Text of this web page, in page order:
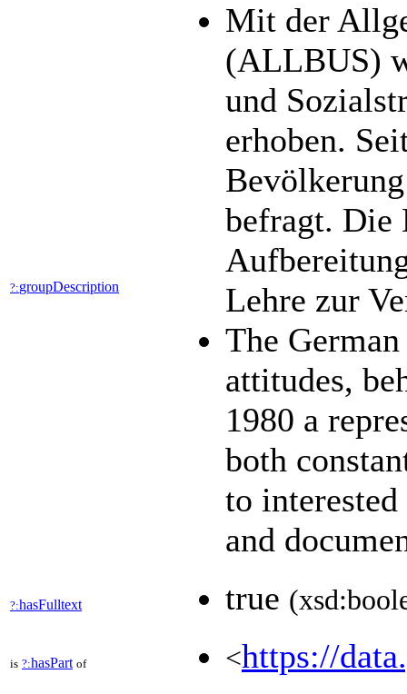
?:groupDescription
Mit der
(ALLBUS)
und
erhoben.
befragt. Die
Lehre zur
The
attitudes,
1980 a
both
to interested
and
?:hasFulltext true
is ?:hasPart of <https://